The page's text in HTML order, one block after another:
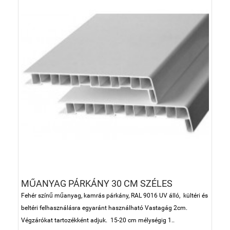
MŰANYAG PÁRKÁNY 30 CM SZÉLES
Fehér színű műanyag, kamrás párkány, RAL 9016 UV álló, kültéri és
beltéri felhasználásra egyaránt használható Vastagág 2cm.
Végzárókat tartozékként adjuk. 15-20 cm mélységig 1..